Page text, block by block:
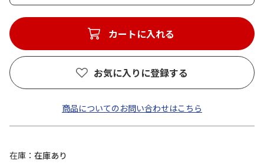
カートに入れる
お気に入りに登録する
商品についてのお問い合わせはこちら
在庫
在庫あり